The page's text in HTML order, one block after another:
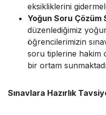
eksikliklerini
Yoğun Soru Çözüm
düzenlediğimiz
öğrencilerimizin
soru tiplerine hakim
bir ortam
Sınavlara Hazırlık